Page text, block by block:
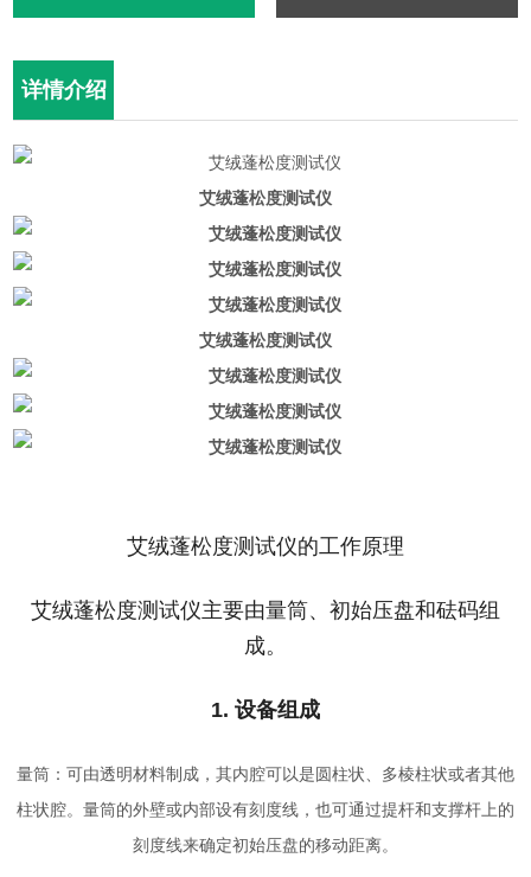
详情介绍
艾绒蓬松度测试仪
艾绒蓬松度测试仪
艾绒蓬松度测试仪的工作原理
艾绒蓬松度测试仪主要由量筒、初始压盘和砝码组
成。
1. 设备组成
量筒：可由透明材料制成，其内腔可以是圆柱状、多棱柱状或者其他
柱状腔。量筒的外壁或内部设有刻度线，也可通过提杆和支撑杆上的
刻度线来确定初始压盘的移动距离。